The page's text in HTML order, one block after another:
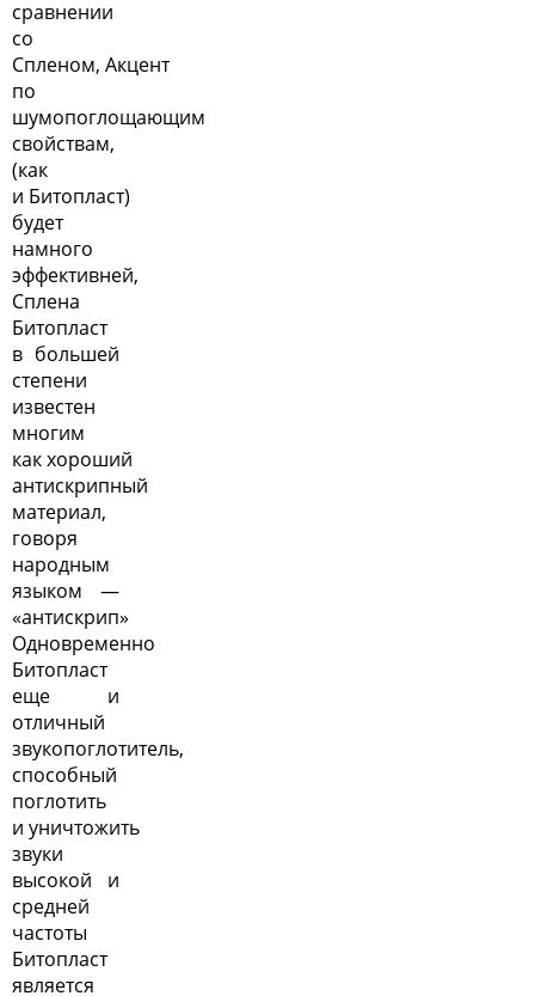
сравнении
со
Спленом, Акцент
по
шумопоглощающим
свойствам,
(как
и Битопласт)
будет
намного
эффективней,
Сплена
Битопласт
в большей
степени
известен
многим
как хороший
антискрипный
материал,
говоря
народным
языком —
«антискрип»
Одновременно
Битопласт
еще и
отличный
звукопоглотитель,
способный
поглотить
и уничтожить
звуки
высокой и
средней
частоты
Битопласт
является